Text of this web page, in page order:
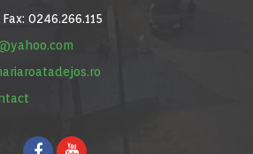
Fax: 0246.266.115